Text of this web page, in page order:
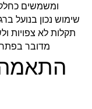
ומשמשים
שימוש נכון בנועל
תקלות לא צפויות
מדובר